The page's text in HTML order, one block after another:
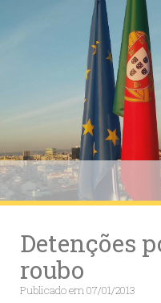
Detenções
roubo
Publicado em07/01/2013